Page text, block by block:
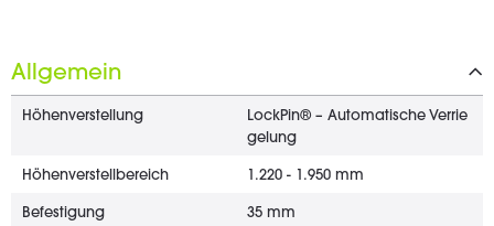
Allgemein
Höhenverstellung
LockPin® – Automatische Verrie
gelung
Höhenverstellbereich 1.220 - 1.950 mm
Befestigung 35 mm